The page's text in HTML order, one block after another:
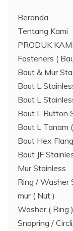
Beranda
Tentang Kami
PRODUK
Fasteners (
Baut & Mur
Baut L
Baut L
Baut L Button
Baut L Tanam
Baut Hex
Baut JF
Mur Stainless
Ring / Washer
mur ( Nut )
Washer ( Ring )
Snapring /